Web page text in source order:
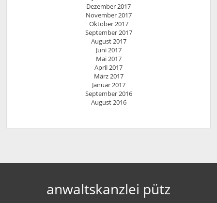
Dezember 2017
November 2017
Oktober 2017
September 2017
August 2017
Juni 2017
Mai 2017
April 2017
März 2017
Januar 2017
September 2016
August 2016
anwaltskanzlei pütz